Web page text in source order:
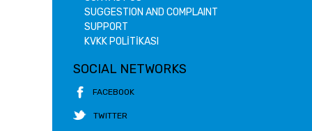
SUGGESTION AND COMPLAINT
SUPPORT
KVKK POLİTİKASI
SOCIAL NETWORKS
FACEBOOK
TWITTER